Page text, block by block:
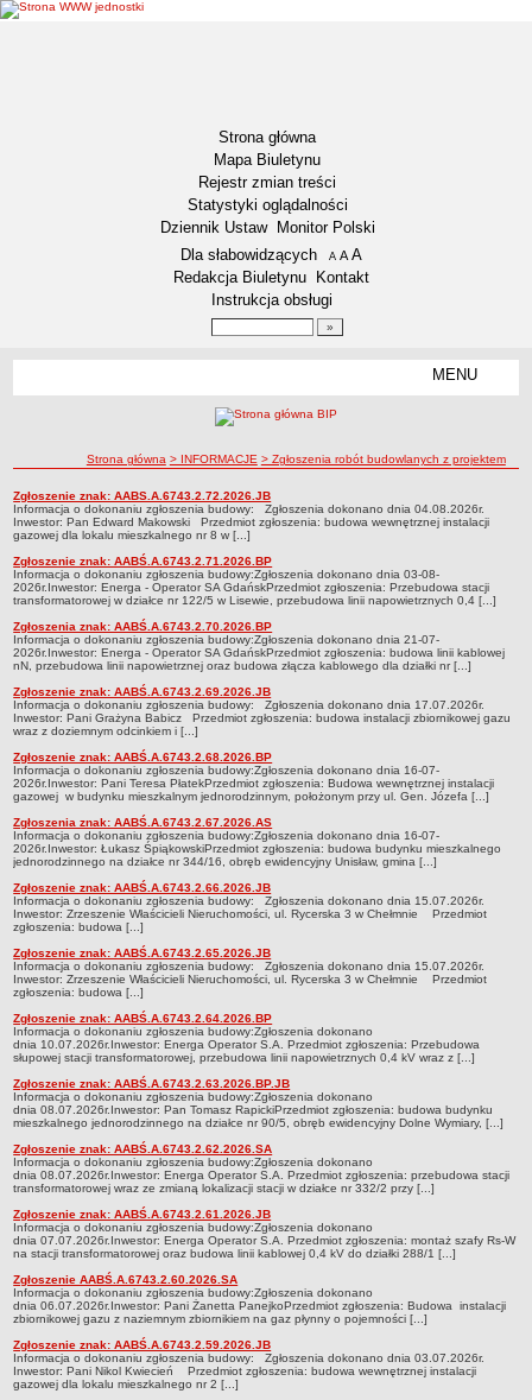
Strona główna
Mapa Biuletynu
Rejestr zmian treści
Statystyki oglądalności
Dziennik Ustaw
Monitor Polski
Menu dodatkowe
Dla słabowidzących A pomniejsz czcionkę
A standardowy rozmiar czcionki
A
Redakcja Biuletynu
Kontakt
Instrukcja obsługi
MENU
Koordynator ds. dostępności
Raport o stanie zapewniania dostępności
Plan działania na rzecz poprawy zapewnienia dostępności
POLITYKA PRYWATNOŚCI
NASZ POWIAT
Dane podstawowe i lokalizacja
Strategia rozwoju
Gminy
STAROSTWO POWIATOWE
Wydziały
Samodzielne stanowiska pracy
Regulamin organizacyjny
Praca w urzędzie
Praca w urzędzie - archiwum
Adres i godziny pracy
Elektroniczna Skrzynka Podawcza
Procedura antymobbingowa
Standardy ochrony małoletnich
SYGNALISTA
AKTUALNOŚCI I OGŁOSZENIA
OBWIESZCZENIA (Z ART. 49 KPA)
INFORMACJE
Zgłoszenia robót budowlanych z projektem
Inwestycje celu publicznego z zakresu łączności publicznej
Pozwolenia z decyzją środowiskową
PRZETARGI
PLAN POSTĘPOWAŃ O UDZIELENIE ZAMÓWIEŃ
PETYCJE
ŚRODOWISKO
Programy
Karty informacyjne SIOS
Informacja publiczna
ścieżka nawigacji
Strona główna > INFORMACJE > Zgłoszenia robót budowlanych z projektem
Zgłoszenia robót budowlanych z projektem
Zgłoszenia robót budowlanych z projektem
Zgłoszenie znak: AABS.A.6743.2.72.2026.JB
Informacja o dokonaniu zgłoszenia budowy: Zgłoszenia dokonano dnia 04.08.2026r.
Inwestor: Pan Edward Makowski Przedmiot zgłoszenia: budowa wewnętrznej instalacji
gazowej dla lokalu mieszkalnego nr 8 w [...]
Zgłoszenie znak: AABŚ.A.6743.2.71.2026.BP
Informacja o dokonaniu zgłoszenia budowy:Zgłoszenia dokonano dnia 03-08-
2026r.Inwestor: Energa - Operator SA GdańskPrzedmiot zgłoszenia: Przebudowa stacji
transformatorowej w działce nr 122/5 w Lisewie, przebudowa linii napowietrznych 0,4 [...]
Zgłoszenia znak: AABŚ.A.6743.2.70.2026.BP
Informacja o dokonaniu zgłoszenia budowy:Zgłoszenia dokonano dnia 21-07-
2026r.Inwestor: Energa - Operator SA GdańskPrzedmiot zgłoszenia: budowa linii kablowej
nN, przebudowa linii napowietrznej oraz budowa złącza kablowego dla działki nr [...]
Zgłoszenie znak: AABŚ.A.6743.2.69.2026.JB
Informacja o dokonaniu zgłoszenia budowy: Zgłoszenia dokonano dnia 17.07.2026r.
Inwestor: Pani Grażyna Babicz Przedmiot zgłoszenia: budowa instalacji zbiornikowej gazu
wraz z doziemnym odcinkiem i [...]
Zgłoszenie znak: AABŚ.A.6743.2.68.2026.BP
Informacja o dokonaniu zgłoszenia budowy:Zgłoszenia dokonano dnia 16-07-
2026r.Inwestor: Pani Teresa PłatekPrzedmiot zgłoszenia: Budowa wewnętrznej instalacji
gazowej w budynku mieszkalnym jednorodzinnym, położonym przy ul. Gen. Józefa [...]
Zgłoszenia znak: AABŚ.A.6743.2.67.2026.AS
Informacja o dokonaniu zgłoszenia budowy:Zgłoszenia dokonano dnia 16-07-
2026r.Inwestor: Łukasz ŚpiąkowskiPrzedmiot zgłoszenia: budowa budynku mieszkalnego
jednorodzinnego na działce nr 344/16, obręb ewidencyjny Unisław, gmina [...]
Zgłoszenie znak: AABŚ.A.6743.2.66.2026.JB
Informacja o dokonaniu zgłoszenia budowy: Zgłoszenia dokonano dnia 15.07.2026r.
Inwestor: Zrzeszenie Właścicieli Nieruchomości, ul. Rycerska 3 w Chełmnie Przedmiot
zgłoszenia: budowa [...]
Zgłoszenie znak: AABŚ.A.6743.2.65.2026.JB
Informacja o dokonaniu zgłoszenia budowy: Zgłoszenia dokonano dnia 15.07.2026r.
Inwestor: Zrzeszenie Właścicieli Nieruchomości, ul. Rycerska 3 w Chełmnie Przedmiot
zgłoszenia: budowa [...]
Zgłoszenie znak: AABŚ.A.6743.2.64.2026.BP
Informacja o dokonaniu zgłoszenia budowy:Zgłoszenia dokonano
dnia 10.07.2026r.Inwestor: Energa Operator S.A. Przedmiot zgłoszenia: Przebudowa
słupowej stacji transformatorowej, przebudowa linii napowietrznych 0,4 kV wraz z [...]
Zgłoszenie znak: AABŚ.A.6743.2.63.2026.BP.JB
Informacja o dokonaniu zgłoszenia budowy:Zgłoszenia dokonano
dnia 08.07.2026r.Inwestor: Pan Tomasz RapickiPrzedmiot zgłoszenia: budowa budynku
mieszkalnego jednorodzinnego na działce nr 90/5, obręb ewidencyjny Dolne Wymiary, [...]
Zgłoszenie znak: AABŚ.A.6743.2.62.2026.SA
Informacja o dokonaniu zgłoszenia budowy:Zgłoszenia dokonano
dnia 08.07.2026r.Inwestor: Energa Operator S.A. Przedmiot zgłoszenia: przebudowa stacji
transformatorowej wraz ze zmianą lokalizacji stacji w działce nr 332/2 przy [...]
Zgłoszenie znak: AABŚ.A.6743.2.61.2026.JB
Informacja o dokonaniu zgłoszenia budowy:Zgłoszenia dokonano
dnia 07.07.2026r.Inwestor: Energa Operator S.A. Przedmiot zgłoszenia: montaż szafy Rs-W
na stacji transformatorowej oraz budowa linii kablowej 0,4 kV do działki 288/1 [...]
Zgłoszenie AABŚ.A.6743.2.60.2026.SA
Informacja o dokonaniu zgłoszenia budowy:Zgłoszenia dokonano
dnia 06.07.2026r.Inwestor: Pani Żanetta PanejkoPrzedmiot zgłoszenia: Budowa instalacji
zbiornikowej gazu z naziemnym zbiornikiem na gaz płynny o pojemności [...]
Zgłoszenie znak: AABŚ.A.6743.2.59.2026.JB
Informacja o dokonaniu zgłoszenia budowy: Zgłoszenia dokonano dnia 03.07.2026r.
Inwestor: Pani Nikol Kwiecień Przedmiot zgłoszenia: budowa wewnętrznej instalacji
gazowej dla lokalu mieszkalnego nr 2 [...]